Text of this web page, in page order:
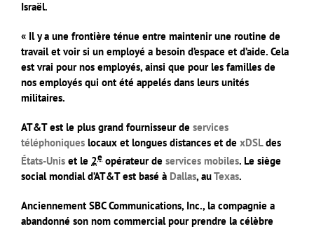
Israël.
« Il y a une frontière ténue entre maintenir une routine de
travail et voir si un employé a besoin d’espace et d’aide. Cela
est vrai pour nos employés, ainsi que pour les familles de
nos employés qui ont été appelés dans leurs unités
militaires.
AT&T est le plus grand fournisseur de services
téléphoniques locaux et longues distances et de xDSLdes
États-Unis et le 2e opérateur de services mobiles. Le siège
social mondial d’AT&T est basé à Dallas, auTexas.
Anciennement SBC Communications, Inc., la compagnie a
abandonné son nom commercial pour prendre la célèbre